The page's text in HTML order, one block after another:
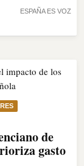
ESPAÑA ES VOZ
de
gasto